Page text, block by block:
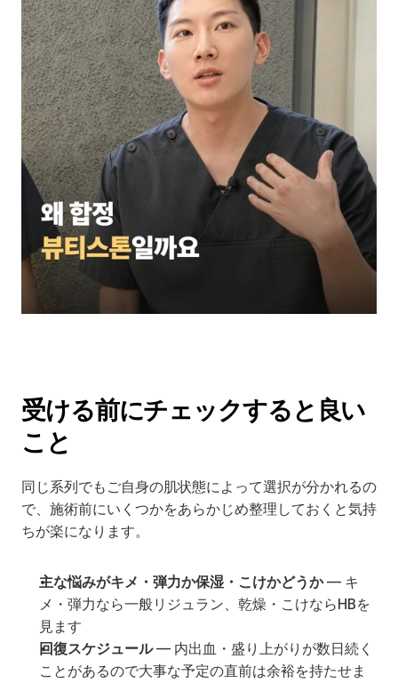
受ける前にチェックすると良い
こと
同じ系列でもご自身の肌状態によって選択が分かれるの
で、施術前にいくつかをあらかじめ整理しておくと気持
ちが楽になります。
主な悩みがキメ・弾力か保湿・こけかどうか — キ
メ・弾力なら一般リジュラン、乾燥・こけならHBを
見ます
回復スケジュール — 内出血・盛り上がりが数日続く
ことがあるので大事な予定の直前は余裕を持たせま